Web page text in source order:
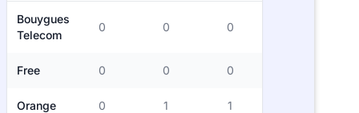
Bouygues
Telecom
0 0 0
Free 0 0 0
Orange 0 1 1